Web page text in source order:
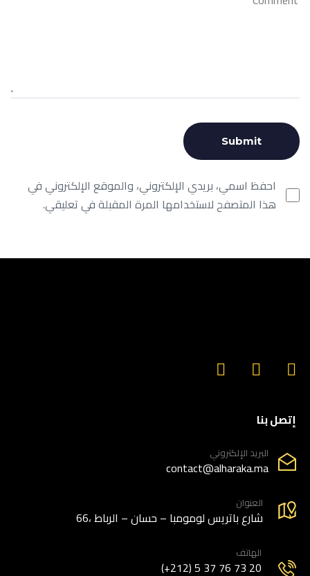
احفظ اسمي، بريدي الإلكتروني، والموقع الإلكتروني في
هذا المتصفح لاستخدامها المرة المقبلة في تعليقي.
إتصل بنا
البريد الإلكتروني
contact@alharaka.ma
العنوان
66، شارع باتريس لومومبا – حسان – الرباط
الهاتف
(+212) 5 37 76 73 20